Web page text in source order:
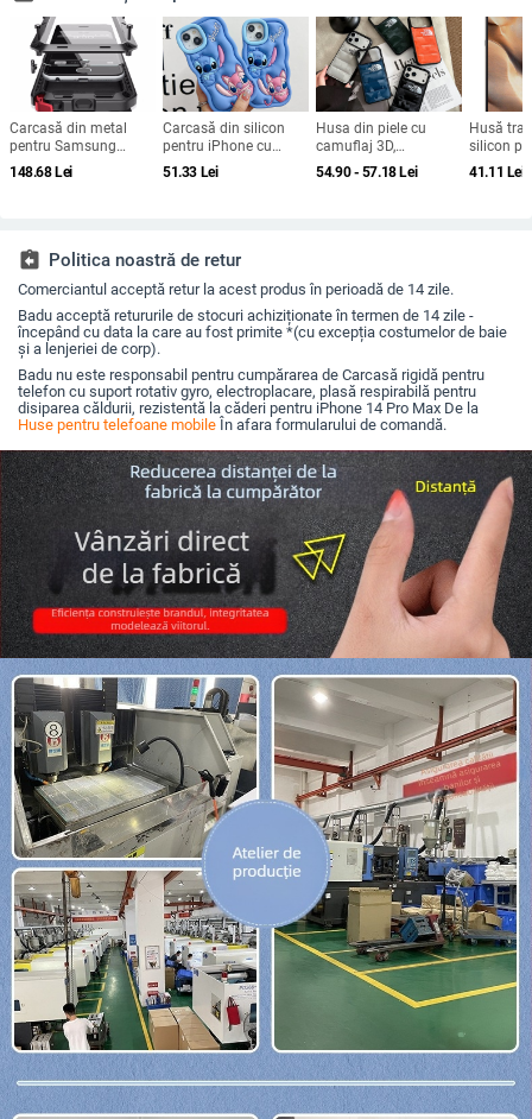
Carcasă din metal
pentru Samsung
Galaxy S24/S23/S25
Ultra, spate, prelucrată,
148.68Lei
Carcasă din silicon
pentru iPhone cu
design cartoon –
protecție anti-cădere,
(Pro/Max)
51.33 Lei
Husa din piele cu
camuflaj 3D,
căptușeală din
bumbac, stil jachetă
54.90 - 57.18Lei
Husă
silicon
X100,
41.11 Lei
assignment_return Politica noastră de retur
Comerciantul acceptă retur la acest produs în perioadă de 14 zile.
Badu acceptă retururile de stocuri achiziționate în termen de 14 zile -
începând cu data la care au fost primite *(cu excepția costumelor de baie
și a lenjeriei de corp).
Badu nu este responsabil pentru cumpărarea de Carcasă rigidă pentru
telefon cu suport rotativ gyro, electroplacare, plasă respirabilă pentru
disiparea căldurii, rezistentă la căderi pentru iPhone 14 Pro Max De la
Huse pentru telefoane mobile În afara formularului de comandă.